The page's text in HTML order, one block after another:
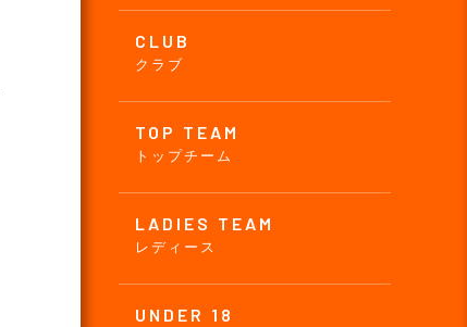
CLUB
クラブ
TOP TEAM
トップチーム
LADIES TEAM
レディース
UNDER 18